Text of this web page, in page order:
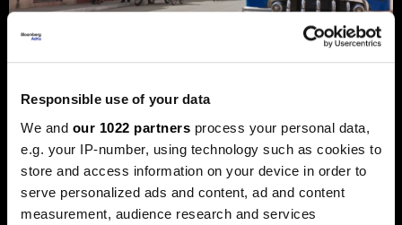
Responsible use of your data
We and our 1022 partners process your personal data,
e.g. your IP-number, using technology such as cookies to
store and access information on your device in order to
serve personalized ads and content, ad and content
measurement, audience research and services
milijardersko turističko carstvo
porodice Castro
Sukob oko Kube je sukob oko tri četvrtine ekonomije pod
okriljem koncerna Gaesa.